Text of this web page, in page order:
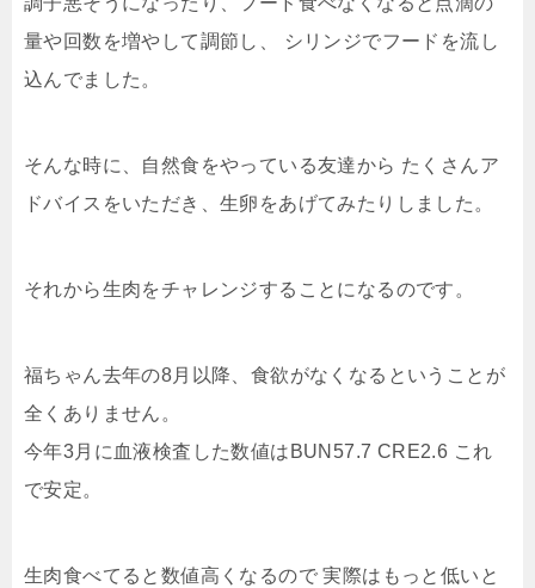
量や回数を増やして調節し、 シリンジでフードを流し
込んでました。
そんな時に、自然食をやっている友達から たくさんア
ドバイスをいただき、生卵をあげてみたりしました。
それから生肉をチャレンジすることになるのです。
福ちゃん去年の8月以降、食欲がなくなるということが
全くありません。
今年3月に血液検査した数値はBUN57.7 CRE2.6 これ
で安定。
生肉食べてると数値高くなるので 実際はもっと低いと